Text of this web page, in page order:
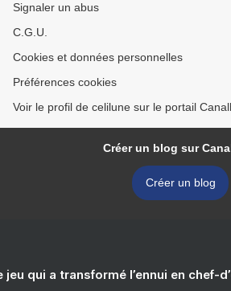
Signaler un abus
C.G.U.
Cookies et données personnelles
Préférences cookies
Voir le profil de celilune sur le portail
Créer un blog sur
Créer un blog
jeu qui a transformé l’ennui en chef-